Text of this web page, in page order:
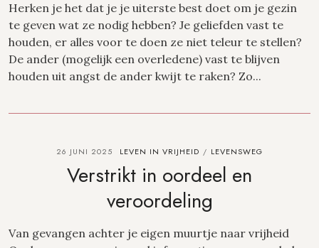
Herken je het dat je je uiterste best doet om je gezin
te geven wat ze nodig hebben? Je geliefden vast te
houden, er alles voor te doen ze niet teleur te stellen?
De ander (mogelijk een overledene) vast te blijven
houden uit angst de ander kwijt te raken? Zo...
26 JUNI 2025 LEVEN IN VRIJHEID / LEVENSWEG
Verstrikt in oordeel en
veroordeling
Van gevangen achter je eigen muurtje naar vrijheid